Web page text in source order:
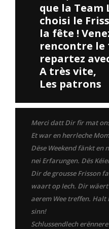
que la Team
choisi le
la fête !
rencontre le
repartez
A très vite,
Les patrons
Merci datt Dir fir mat
Et war en herrleche
Dëse Weekend fänkt en
nei Erfarungen. Dës
Dir de grousse Frisson
waart op Iech. Dir
aerem Wee treffen. Halt
sinn!
Schlussendlech